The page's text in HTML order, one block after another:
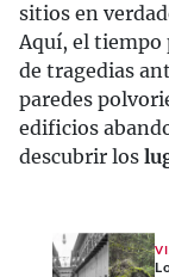
sitios en
Aquí, el tiempo
de tragedias
paredes
edificios
descubrir los